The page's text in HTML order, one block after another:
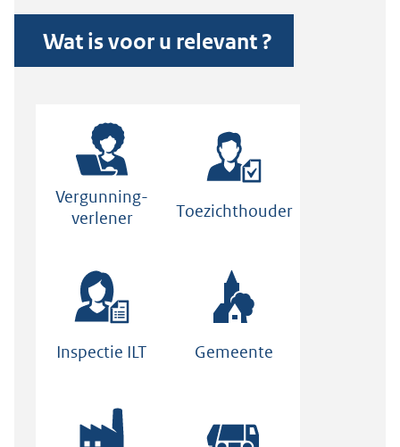
Wat is voor u relevant ?
Vergunning-
verlener
Toezichthouder
Inspectie ILT Gemeente